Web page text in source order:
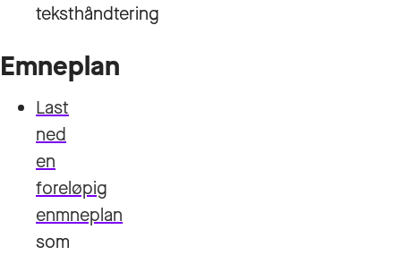
teksthåndtering
Emneplan
Last
ned
en
foreløpig
enmneplan
som